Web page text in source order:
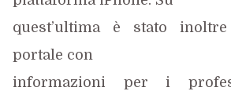
quest’ultima è stato
portale con
informazioni per i